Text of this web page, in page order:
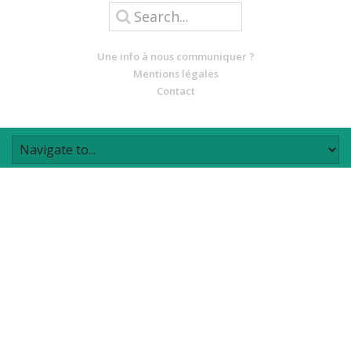
Une info à nous communiquer ?
Mentions légales
Contact